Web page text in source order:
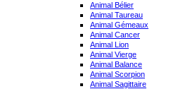
Animal Bélier
Animal Taureau
Animal Gémeaux
Animal Cancer
Animal Lion
Animal Vierge
Animal Balance
Animal Scorpion
Animal Sagittaire